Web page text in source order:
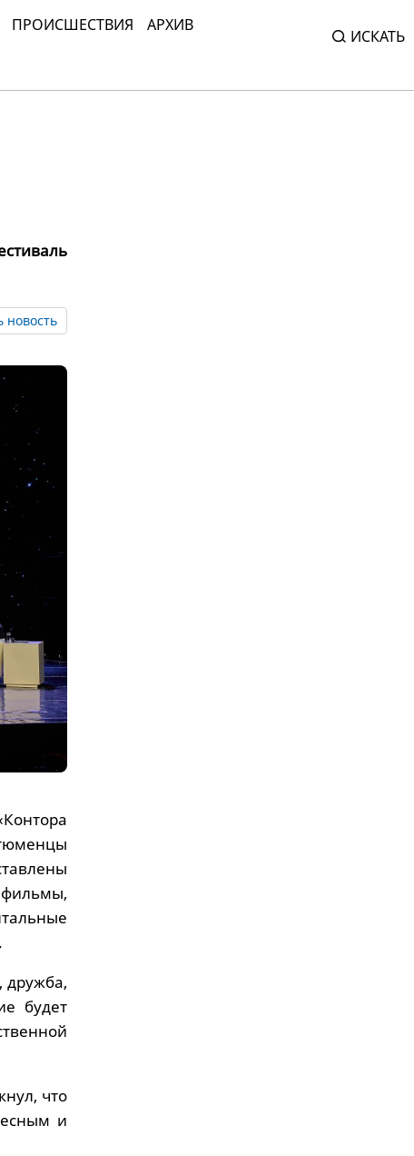
ПРОИСШЕСТВИЯ
АРХИВ
ИСКАТЬ
новость
дружба,
будет
что
и